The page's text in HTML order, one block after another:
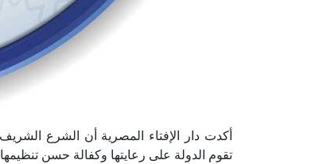
أكدت دار الإفتاء المصرية أن الشرع
تقوم الدولة على رعايتها وكفالة حسن